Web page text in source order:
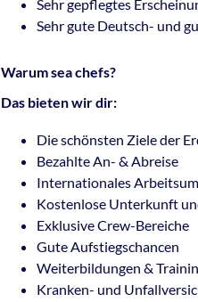
Sehr gepflegtes
Sehr gute Deutsch- und
Warum sea chefs?
Das bieten wir dir:
Die schönsten Ziele der
Bezahlte An- & Abreise
Internationales
Kostenlose Unterkunft
Exklusive Crew-Bereiche
Gute Aufstiegschancen
Weiterbildungen &
Kranken- und